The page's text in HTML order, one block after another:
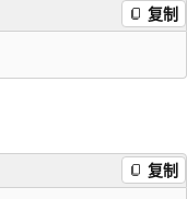
复制
复制